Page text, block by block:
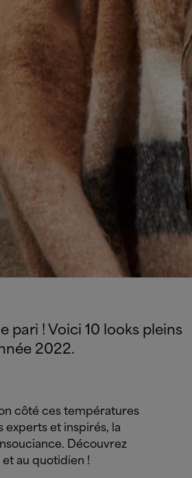
pari ! Voici 10 looks pleins
2022.
côté ces températures
experts et inspirés, la
Découvrez
au quotidien !